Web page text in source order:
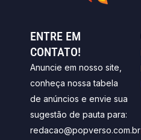
ENTRE EM
CONTATO!
Anuncie em nosso site,
conheça nossa tabela
de anúncios e envie sua
sugestão de pauta para:
redacao@popverso.com.br